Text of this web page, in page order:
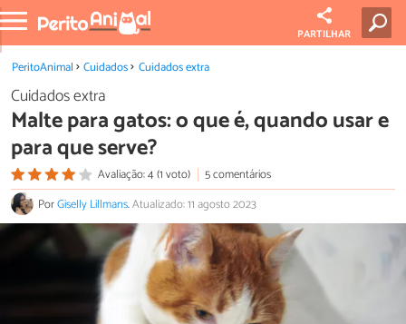
PARTILHAR
PeritoAnimal Cuidados Cuidados extra
Cuidados extra
Malte para gatos: o que é, quando usar e
para que serve?
Avaliação: 4 (1 voto)
5 comentários
PorGiselly Lillmans.Atualizado: 11 agosto 2023